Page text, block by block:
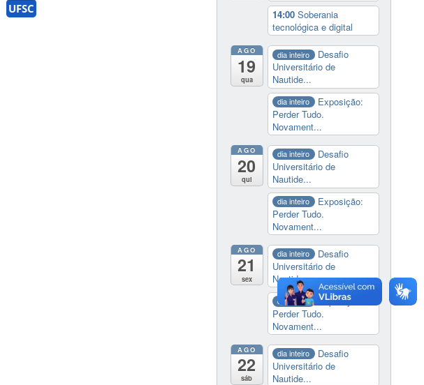
UFSC
14:00 Soberania
tecnológica e digital
AGO
19
qua
dia inteiro
Desafio
Universitário de
Nautide...
dia inteiro
Exposição:
Perder Tudo.
Novament...
AGO
20
qui
dia inteiro
Desafio
Universitário de
Nautide...
dia inteiro
Exposição:
Perder Tudo.
Novament...
AGO
21
sex
dia inteiro
Desafio
Universitário de
Nautide...
dia inteiro
Exposição:
Perder Tudo.
Novament...
AGO
22
sáb
dia inteiro
Desafio
Universitário de
Nautide...